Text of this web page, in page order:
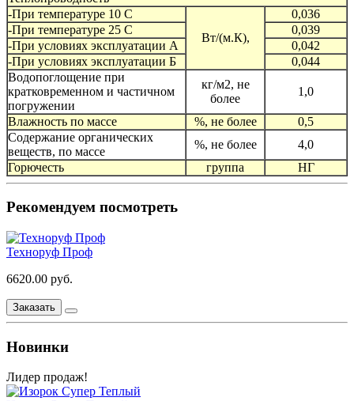
-При температуре 10 С
Вт/(м.К),
0,036
-При температуре 25 С
0,039
-При условиях эксплуатации А
0,042
-При условиях эксплуатации Б
0,044
Водопоглощение при
кратковременном и частичном
погружении
кг/м2, не
более
1,0
Влажность по массе %, не более
0,5
Содержание органических
веществ, по массе
%, не более
4,0
Горючесть
группа НГ
Рекомендуем посмотреть
Техноруф Проф
6620.00 руб.
Заказать
Новинки
Лидер продаж!